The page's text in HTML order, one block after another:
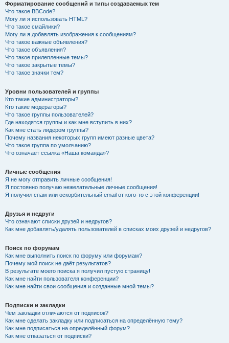
Форматирование сообщений и типы создаваемых тем
Что такое BBCode?
Могу ли я использовать HTML?
Что такое смайлики?
Могу ли я добавлять изображения к сообщениям?
Что такое важные объявления?
Что такое объявления?
Что такое прилепленные темы?
Что такое закрытые темы?
Что такое значки тем?
Уровни пользователей и группы
Кто такие администраторы?
Кто такие модераторы?
Что такое группы пользователей?
Где находятся группы и как мне вступить в них?
Как мне стать лидером группы?
Почему названия некоторых групп имеют разные цвета?
Что такое группа по умолчанию?
Что означает ссылка «Наша команда»?
Личные сообщения
Я не могу отправить личные сообщения!
Я постоянно получаю нежелательные личные сообщения!
Я получил спам или оскорбительный email от кого-то с этой конференции!
Друзья и недруги
Что означают списки друзей и недругов?
Как мне добавлять/удалять пользователей в списках моих друзей и недругов?
Поиск по форумам
Как мне выполнить поиск по форуму или форумам?
Почему мой поиск не даёт результатов?
В результате моего поиска я получил пустую страницу!
Как мне найти пользователя конференции?
Как мне найти свои сообщения и созданные мной темы?
Подписки и закладки
Чем закладки отличаются от подписок?
Как мне сделать закладку или подписаться на определённую тему?
Как мне подписаться на определённый форум?
Как мне отказаться от подписки?